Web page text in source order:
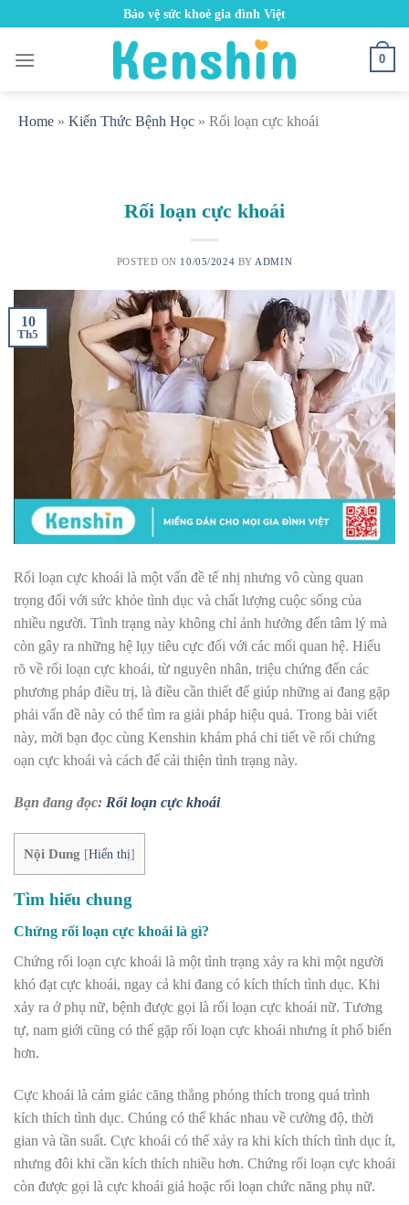
content
Bảo vệ sức khoẻ gia đình Việt
0
Home » Kiến Thức Bệnh Học » Rối loạn cực khoái
Rối loạn cực khoái
POSTED ON 10/05/2024 BY ADMIN
10
Th5
Rối loạn cực khoái là một vấn đề tế nhị nhưng vô cùng quan
trọng đối với sức khỏe tình dục và chất lượng cuộc sống của
nhiều người. Tình trạng này không chỉ ảnh hưởng đến tâm lý mà
còn gây ra những hệ lụy tiêu cực đối với các mối quan hệ. Hiểu
rõ về rối loạn cực khoái, từ nguyên nhân, triệu chứng đến các
phương pháp điều trị, là điều cần thiết để giúp những ai đang gặp
phải vấn đề này có thể tìm ra giải pháp hiệu quả. Trong bài viết
này, mời bạn đọc cùng Kenshin khám phá chi tiết về rối chứng
oạn cực khoái và cách để cải thiện tình trạng này.
Bạn đang đọc: Rối loạn cực khoái
Nội Dung [Hiển thị]
Tìm hiểu chung
Chứng rối loạn cực khoái là gì?
Chứng rối loạn cực khoái là một tình trạng xảy ra khi một người
khó đạt cực khoái, ngay cả khi đang có kích thích tình dục. Khi
xảy ra ở phụ nữ, bệnh được gọi là rối loạn cực khoái nữ. Tương
tự, nam giới cũng có thể gặp rối loạn cực khoái nhưng ít phổ biến
hơn.
Cực khoái là cảm giác căng thẳng phóng thích trong quá trình
kích thích tình dục. Chúng có thể khác nhau về cường độ, thời
gian và tần suất. Cực khoái có thể xảy ra khi kích thích tình dục ít,
nhưng đôi khi cần kích thích nhiều hơn. Chứng rối loạn cực khoái
còn được gọi là cực khoái giả hoặc rối loạn chức năng phụ nữ.